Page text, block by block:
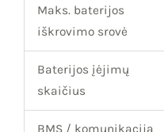
Maks. baterijos
iškrovimo srovė
Baterijos įėjimų
skaičius
BMS / komunikacija